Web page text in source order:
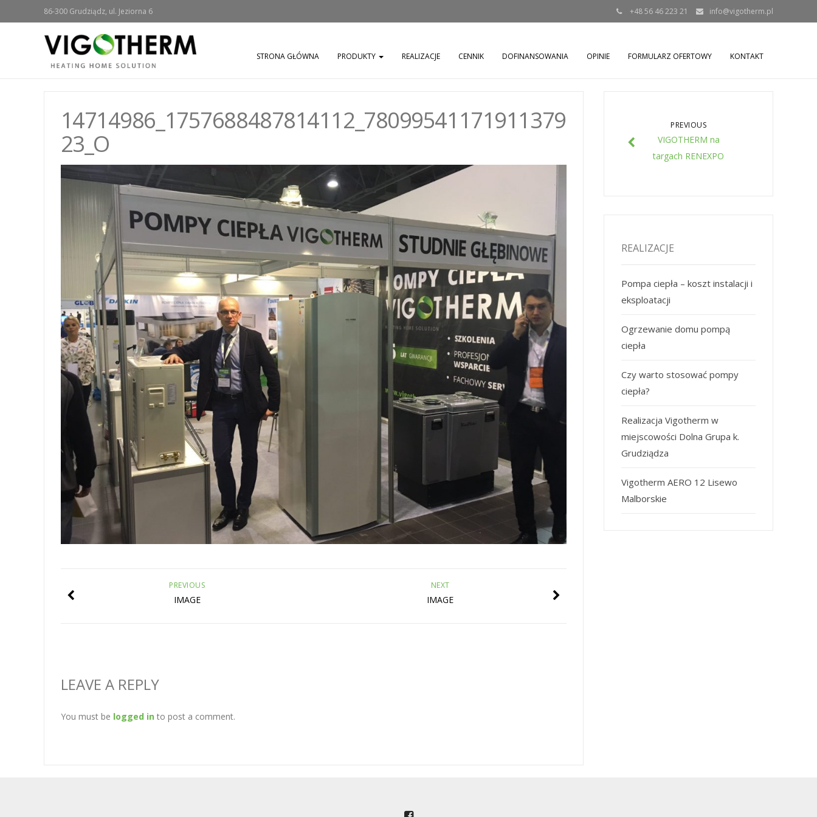
86-300 Grudziądz, ul. Jeziorna 6 +48 56 46 223 21 info@vigotherm.pl
STRONA GŁÓWNA PRODUKTY REALIZACJE CENNIK DOFINANSOWANIA OPINIE FORMULARZ OFERTOWY KONTAKT
14714986_1757688487814112_78099541171911379
23_O
NEXT
IMAGE
PREVIOUS
IMAGE
LEAVE A REPLY
You must be logged in to post a comment.
PREVIOUS
VIGOTHERM na
targach RENEXPO
REALIZACJE
Pompa ciepła – koszt instalacji i
eksploatacji
Ogrzewanie domu pompą
ciepła
Czy warto stosować pompy
ciepła?
Realizacja Vigotherm w
miejscowości Dolna Grupa k.
Grudziądza
Vigotherm AERO 12 Lisewo
Malborskie